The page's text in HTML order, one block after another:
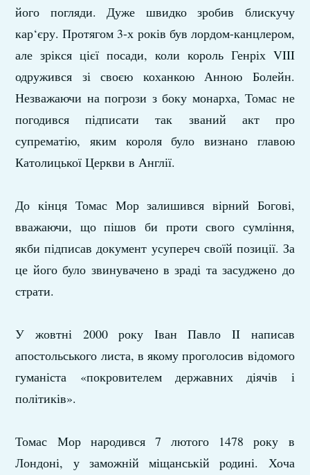
його погляди. Дуже швидко зробив блискучу
кар‘єру. Протягом 3-х років був лордом-канцлером,
але зрікся цієї посади, коли король Генріх VIII
одружився зі своєю коханкою Анною Болейн.
Незважаючи на погрози з боку монарха, Томас не
погодився підписати так званий акт про
супрематію, яким короля було визнано главою
Католицької Церкви в Англії.
До кінця Томас Мор залишився вірний Богові,
вважаючи, що пішов би проти свого сумління,
якби підписав документ усупереч своїй позиції. За
це його було звинувачено в зраді та засуджено до
страти.
У жовтні 2000 року Іван Павло II написав
апостольського листа, в якому проголосив відомого
гуманіста «покровителем державних діячів і
політиків».
Томас Мор народився 7 лютого 1478 року в
Лондоні, у заможній міщанській родині. Хоча